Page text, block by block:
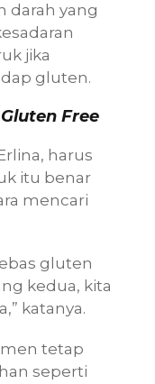
darah yang
jika
gluten.
Gluten Free
harus
itu benar
mencari
gluten
kedua, kita
katanya.
tetap
seperti